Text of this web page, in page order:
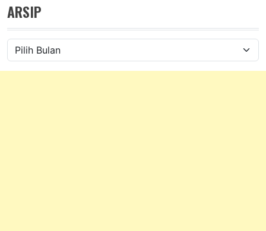
ARSIP
Arsip